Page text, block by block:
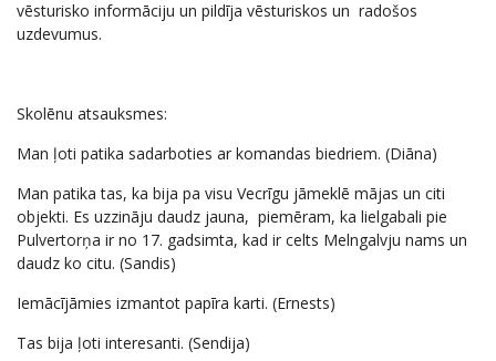
vēsturisko informāciju un pildīja vēsturiskos un radošos
uzdevumus.
Skolēnu atsauksmes:
Man ļoti patika sadarboties ar komandas biedriem. (Diāna)
Man patika tas, ka bija pa visu Vecrīgu jāmeklē mājas un citi
objekti. Es uzzināju daudz jauna, piemēram, ka lielgabali pie
Pulvertorņa ir no 17. gadsimta, kad ir celts Melngalvju nams un
daudz ko citu. (Sandis)
Iemācījāmies izmantot papīra karti. (Ernests)
Tas bija ļoti interesanti. (Sendija)